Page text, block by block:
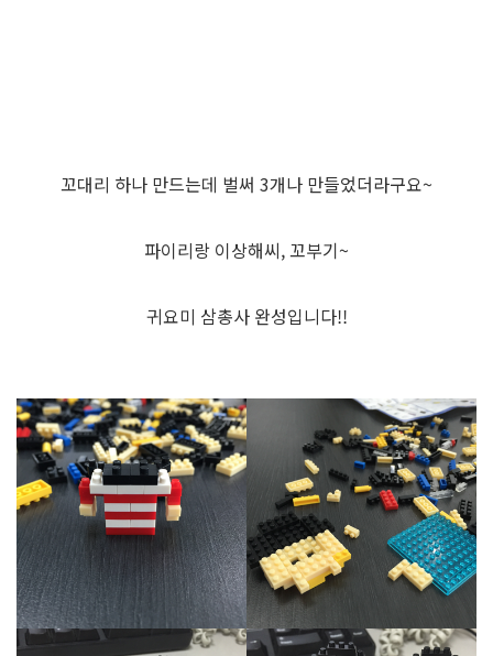
꼬대리 하나 만드는데 벌써 3개나 만들었더라구요~
파이리랑 이상해씨, 꼬부기~
귀요미 삼총사 완성입니다!!